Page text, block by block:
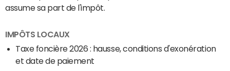
assume sa part de l'impôt.
IMPÔTS LOCAUX
Taxe foncière 2026 : hausse, conditions d'exonération
et date de paiement